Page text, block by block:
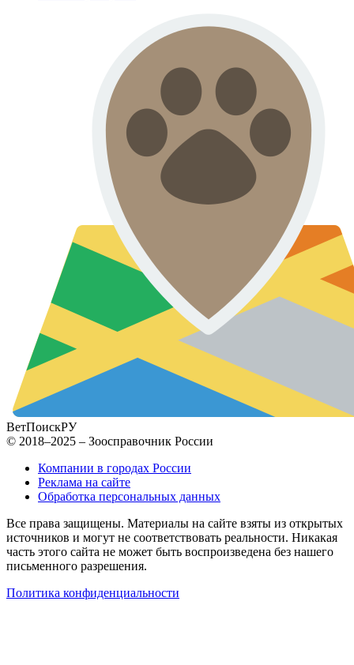
ВетПоискРУ
© 2018–2025 – Зоосправочник России
Компании в городах России
Реклама на сайте
Обработка персональных данных
Все права защищены. Материалы на сайте взяты из открытых
источников и могут не соответствовать реальности. Никакая
часть этого сайта не может быть воспроизведена без нашего
письменного разрешения.
Политика конфиденциальности